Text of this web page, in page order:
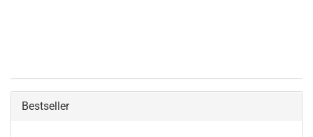
Bestseller